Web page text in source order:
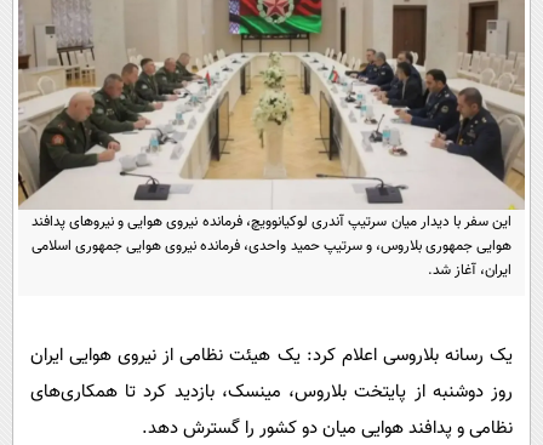
محیط زیست
سفر و تفریح
فناوری و It
علمی
اخبار کریپتو
قرآن
گوناگون
سرگرمی
باشگاه مغز
مجله تصویری سلاح
فیلم
اقتصاد
ورزش
سیاست
گوناگون
حوادث
عصر ایران 2
خواندنی ها و دیدنی ها
داستان کوتاه
آشپزی
دانلود
آموزش زبان
این سفر با دیدار میان سرتیپ آندری لوکیانوویچ، فرمانده نیروی هوایی و نیروهای پدافند
هوایی جمهوری بلاروس، و سرتیپ حمید واحدی، فرمانده نیروی هوایی جمهوری اسلامی
ایران، آغاز شد.
یک رسانه بلاروسی اعلام کرد: یک هیئت نظامی از نیروی هوایی ایران
روز دوشنبه از پایتخت بلاروس، مینسک، بازدید کرد تا همکاری‌های
نظامی و پدافند هوایی میان دو کشور را گسترش دهد.